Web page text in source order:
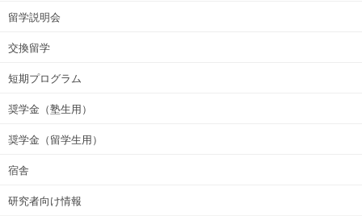
留学説明会
交換留学
短期プログラム
奨学金（塾生用）
奨学金（留学生用）
宿舎
研究者向け情報